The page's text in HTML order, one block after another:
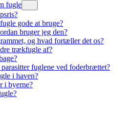
fugle
gode at bruge?
bruger jeg den?
og hvad fortæller det os?
trækfugle af?
fuglene ved foderbrættet?
i haven?
i byerne?